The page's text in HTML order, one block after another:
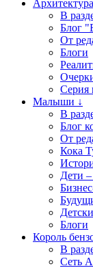
В
Блог
От
Блоги
Серия
Малыши ↓
В
Блог
От
Кока
Дети
Блоги
Король
В
Сеть